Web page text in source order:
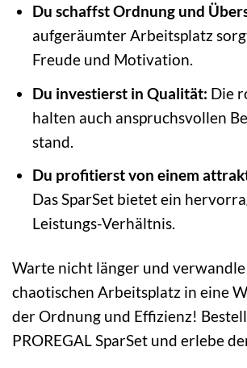
Du schaffst Ordnung und
aufgeräumter Arbeitsplatz
Freude und Motivation.
Du investierst in Qualität: Die
halten auch anspruchsvollen
stand.
Du profitierst von einem
Das SparSet bietet ein
Leistungs-Verhältnis.
Warte nicht länger und
chaotischen Arbeitsplatz in eine
der Ordnung und Effizienz!
PROREGAL SparSet und erlebe